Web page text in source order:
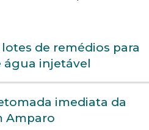
de remédios para
água injetável
imediata da
Amparo